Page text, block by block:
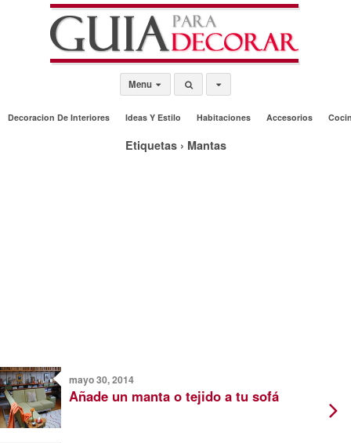
Menu
Decoracion De Interiores Ideas Y Estilo Habitaciones Accesorios
Etiquetas › Mantas
mayo 30, 2014
Añade un manta o tejido a tu sofá